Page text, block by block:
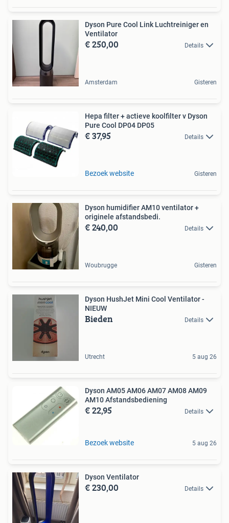
Dyson Pure Cool Link Luchtreiniger en
Ventilator
€ 250,00 Details
Amsterdam Gisteren
Hepa filter + actieve koolfilter v Dyson
Pure Cool DP04 DP05
€ 37,95 Details
Bezoek website Gisteren
Dyson humidifier AM10 ventilator +
originele afstandsbedi.
€ 240,00 Details
Woubrugge Gisteren
Dyson HushJet Mini Cool Ventilator -
NIEUW
Bieden Details
Utrecht 5 aug 26
Dyson AM05 AM06 AM07 AM08 AM09
AM10 Afstandsbediening
€ 22,95 Details
Bezoek website 5 aug 26
Dyson Ventilator
€ 230,00 Details